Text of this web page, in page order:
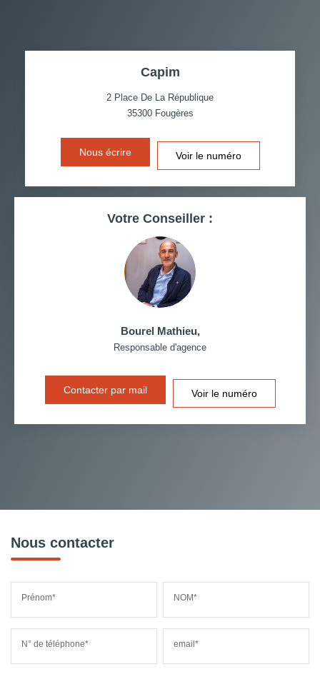
PART DES MÉNAGES SANS
VOITURE
ECOLES ET CRÈCHES
Capim
2 Place De La République
35300 Fougères
Nous écrire Voir le numéro
Votre Conseiller :
Bourel Mathieu,
Responsable d'agence
Contacter par mail Voir le numéro
Nous contacter
Prénom* NOM*
N° de téléphone* email*